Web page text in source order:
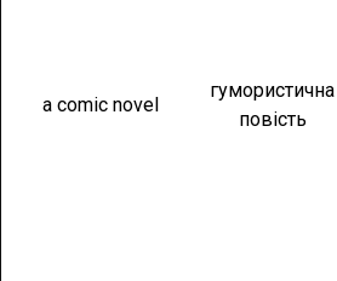
a comic novel
гумористична
повість